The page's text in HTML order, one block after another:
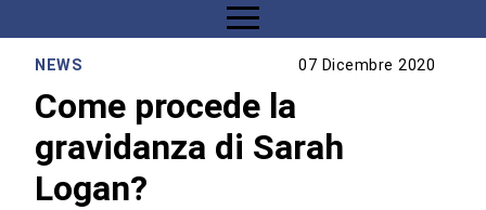
NEWS 07 Dicembre 2020
Come procede la
gravidanza di Sarah
Logan?